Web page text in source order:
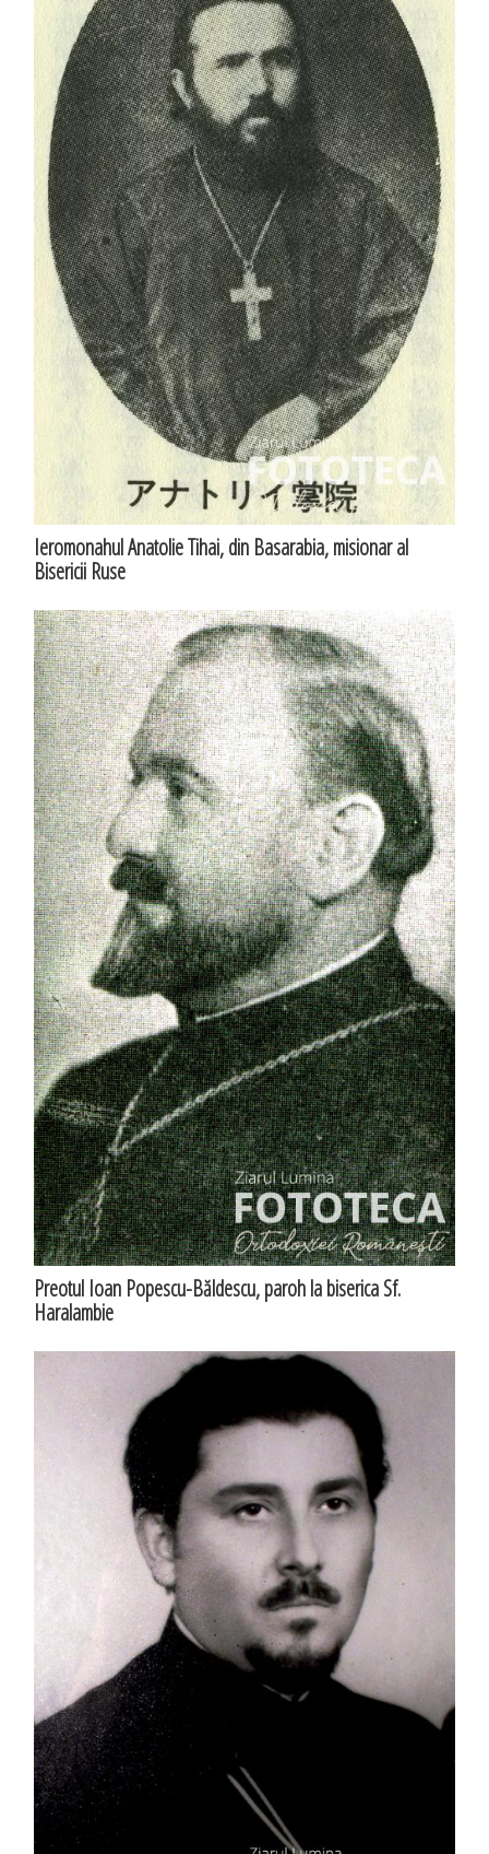
Ieromonahul Anatolie Tihai, din Basarabia, misionar al
Bisericii Ruse
Preotul Ioan Popescu-Băldescu, paroh la biserica Sf.
Haralambie